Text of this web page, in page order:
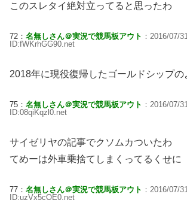
このスレタイ絶対立ってると思ったわ
72： 名無しさん＠実況で競馬板アウト ：2016/07/
ID:fWKrhGG90.net
2018年に現役復帰したゴールドシップの
75： 名無しさん＠実況で競馬板アウト ：2016/07/
ID:08qiKqzl0.net
サイゼリヤの記事でクソムカついたわ
てめーは外車乗捨てしまくってるくせに
77： 名無しさん＠実況で競馬板アウト ：2016/07/
ID:uzVx5cOE0.net